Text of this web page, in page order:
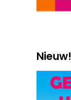
Nieuw!